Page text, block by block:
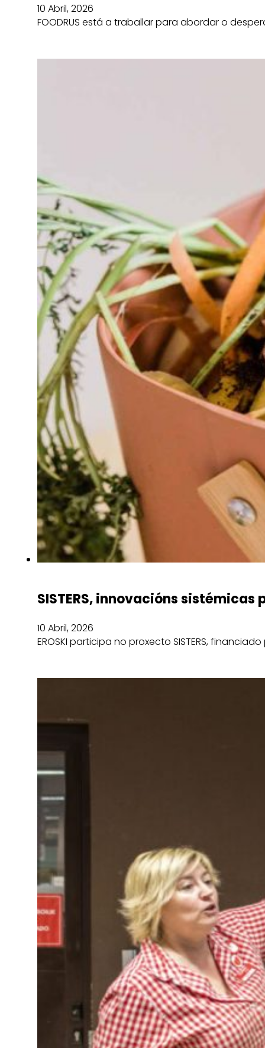
10 Abril, 2026
FOODRUS está a traballar para abordar o
SISTERS, innovacións
10 Abril, 2026
EROSKI participa no proxecto SISTERS,